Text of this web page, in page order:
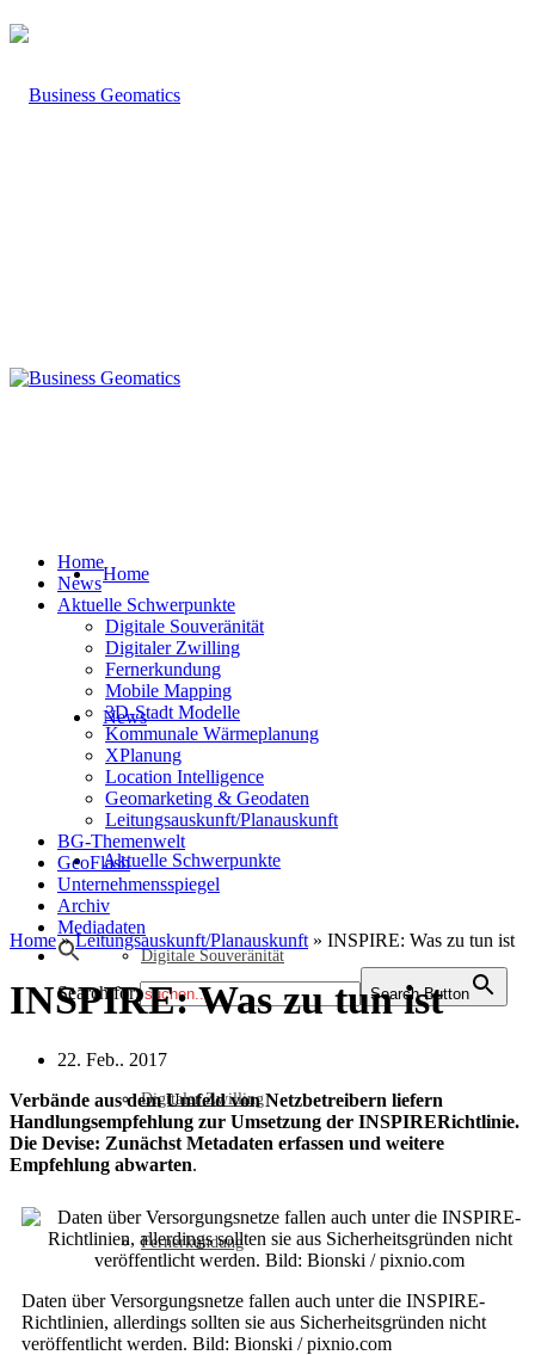
Home
News
Aktuelle Schwerpunkte
Digitale Souveränität
Digitaler Zwilling
Fernerkundung
Home
News
Aktuelle Schwerpunkte
Digitale Souveränität
Digitaler Zwilling
Fernerkundung
Mobile Mapping
3D-Stadt Modelle
Kommunale Wärmeplanung
XPlanung
Location Intelligence
Geomarketing & Geodaten
Leitungsauskunft/Planauskunft
BG-Themenwelt
GeoFlash
Unternehmensspiegel
Archiv
Mediadaten
Search for: Search Button
Home»Leitungsauskunft/Planauskunft » INSPIRE: Was zu tun ist
INSPIRE: Was zu tun ist
22. Feb.. 2017
Verbände aus dem Umfeld von Netzbetreibern liefern
Handlungsempfehlung zur Umsetzung der INSPIRERichtlinie.
Die Devise: Zunächst Metadaten erfassen und weitere
Empfehlung abwarten.
Daten über Versorgungsnetze fallen auch unter die INSPIRE-
Richtlinien, allerdings sollten sie aus Sicherheitsgründen nicht
veröffentlicht werden. Bild: Bionski / pixnio.com